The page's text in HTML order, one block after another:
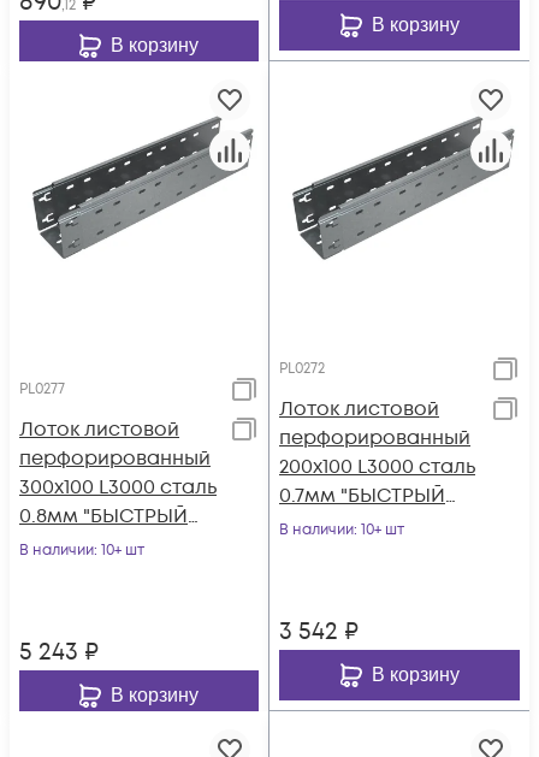
,12
В корзину
В корзину
PL0277
Лоток листовой
перфорированный
300х100 L3000 сталь
0.8мм "БЫСТРЫЙ
МОНТАЖ ПЛЮС"
В наличии: 10+ шт
5 243 ₽
В корзину
PL0272
Лоток листовой
перфорированный
200х100 L3000 сталь
0.7мм "БЫСТРЫЙ
МОНТАЖ ПЛЮС"
В наличии: 10+ шт
3 542 ₽
В корзину